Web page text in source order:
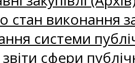
стан виконання
системи
сфери